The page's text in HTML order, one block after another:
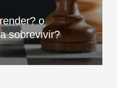
o
sobrevivir?